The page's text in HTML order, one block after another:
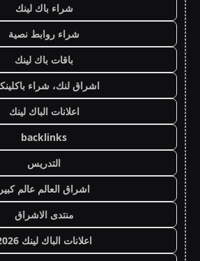
شراء باك لينك
شراء روابط نصية
باقات باك لينك
اشراق لنك، شراء
اعلانات الباك لينك
backlinks
التدريس
اشراق العالم عالم كبير
منتدى الاشراق
اعلانات الباك لينك 2026